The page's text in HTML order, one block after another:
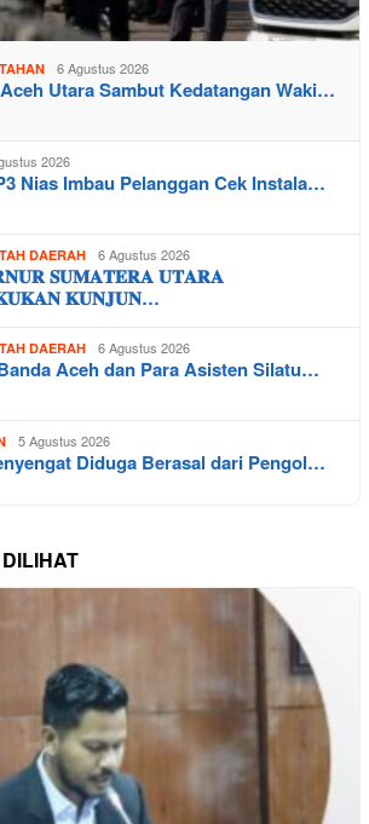
6 Agustus 2026
Utara Sambut Kedatangan Waki…
2026
Nias Imbau Pelanggan Cek Instala…
DAERAH 6 Agustus 2026
𝐒𝐔𝐌𝐀𝐓𝐄𝐑𝐀 𝐔𝐓𝐀𝐑𝐀
𝐊𝐔𝐍𝐉𝐔𝐍…
DAERAH 6 Agustus 2026
Aceh dan Para Asisten Silatu…
5 Agustus 2026
Diduga Berasal dari Pengol…